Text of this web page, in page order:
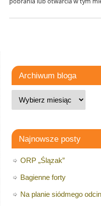
Archiwum bloga
Najnowsze posty
ORP „Ślązak”
Bagienne forty
Na planie siódmego